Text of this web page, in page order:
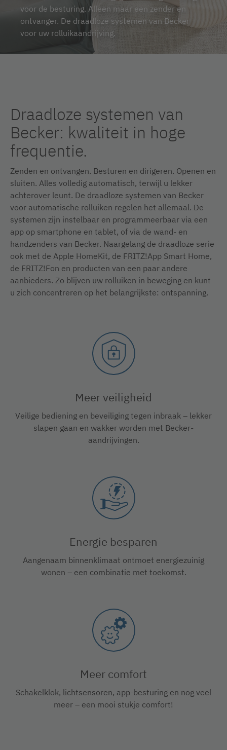
voor de besturing. Alleen maar een zender en
ontvanger. De draadloze systemen van Becker
voor uw rolluikaandrijving.
Draadloze systemen van
Becker: kwaliteit in hoge
frequentie.
Zenden en ontvangen. Besturen en dirigeren. Openen en
sluiten. Alles volledig automatisch, terwijl u lekker
achterover leunt. De draadloze systemen van Becker
voor automatische rolluiken regelen het allemaal. De
systemen zijn instelbaar en programmeerbaar via een
app op smartphone en tablet, of via de wand- en
handzenders van Becker. Naargelang de draadloze serie
ook met de Apple HomeKit, de FRITZ!App Smart Home,
de FRITZ!Fon en producten van een paar andere
aanbieders. Zo blijven uw rolluiken in beweging en kunt
u zich concentreren op het belangrijkste: ontspanning.
Meer veiligheid
Veilige bediening en beveiliging tegen inbraak – lekker
slapen gaan en wakker worden met Becker-
aandrijvingen.
Energie besparen
Aangenaam binnenklimaat ontmoet energiezuinig
wonen – een combinatie met toekomst.
Meer comfort
Schakelklok, lichtsensoren, app-besturing en nog veel
meer – een mooi stukje comfort!